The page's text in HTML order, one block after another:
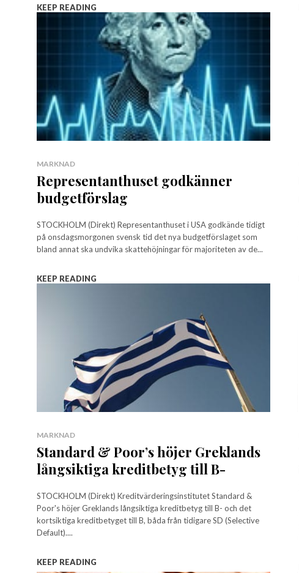
KEEP READING
MARKNAD
Representanthuset godkänner
budgetförslag
STOCKHOLM (Direkt) Representanthuset i USA godkände tidigt
på onsdagsmorgonen svensk tid det nya budgetförslaget som
bland annat ska undvika skattehöjningar för majoriteten av de...
KEEP READING
MARKNAD
Standard & Poor’s höjer Greklands
långsiktiga kreditbetyg till B-
STOCKHOLM (Direkt) Kreditvärderingsinstitutet Standard &
Poor's höjer Greklands långsiktiga kreditbetyg till B- och det
kortsiktiga kreditbetyget till B, båda från tidigare SD (Selective
Default)....
KEEP READING